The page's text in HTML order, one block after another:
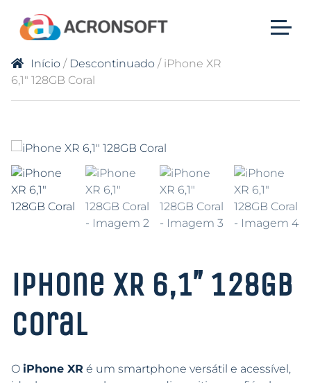
Início / Descontinuado / iPhone XR
6,1″ 128GB Coral
iPhone XR 6,1″ 128GB
Coral
O iPhone XR é um smartphone versátil e acessível,